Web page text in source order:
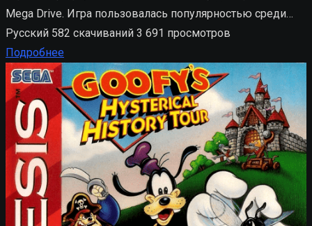
Mega Drive. Игра пользовалась популярностью среди…
Русский 582 скачиваний 3 691 просмотров
Подробнее